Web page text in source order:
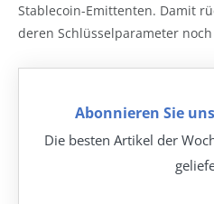
Stablecoin-Emittenten. Damit
deren Schlüsselparameter
Abonnieren Sie
Die besten Artikel der